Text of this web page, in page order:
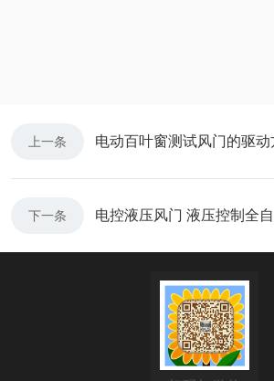
上一条
下一条